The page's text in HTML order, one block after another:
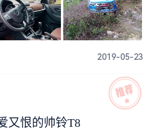
2019-05-23
又恨的帅铃T8